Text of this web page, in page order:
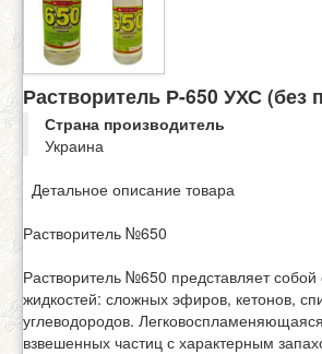
Растворитель Р-650 УХС (без
Страна производитель
Украина
Детальное описание товара
Растворитель №650
Растворитель №650 представляет собой
жидкостей: сложных эфиров, кетонов,
углеводородов.
взвешенных частиц с характерным